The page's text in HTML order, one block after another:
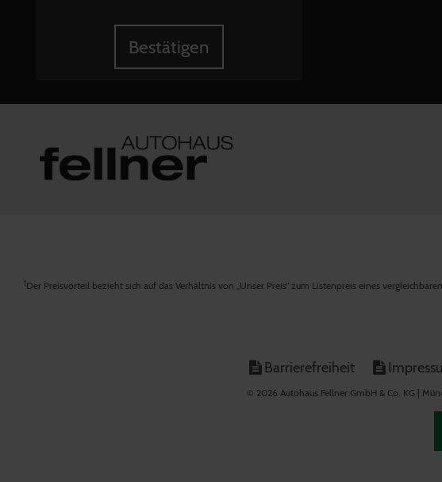
Bestätigen
1Der Preisvorteil bezieht sich auf das Verhältnis von „Unser Preis“ zum Listenpreis eines
Barrierefreiheit
© 2026 Autohaus Fellner GmbH & Co. KG |